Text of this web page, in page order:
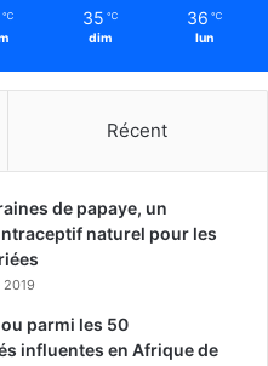
℃ 35 ℃
dim
36 ℃
lun
Récent
de papaye, un
naturel pour les
parmi les 50
influentes en Afrique de